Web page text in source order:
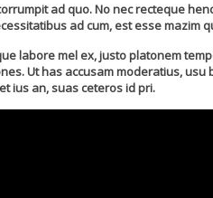
ad quo. No nec recteque
ad cum, est esse mazim
labore mel ex, justo platonem
Ut has accusam moderatius,
ius an, suas ceteros id pri.